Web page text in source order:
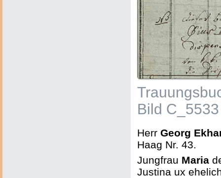
Bild C_5533
Herr Georg
Haag Nr. 43.
Jungfrau Maria
Justina ux